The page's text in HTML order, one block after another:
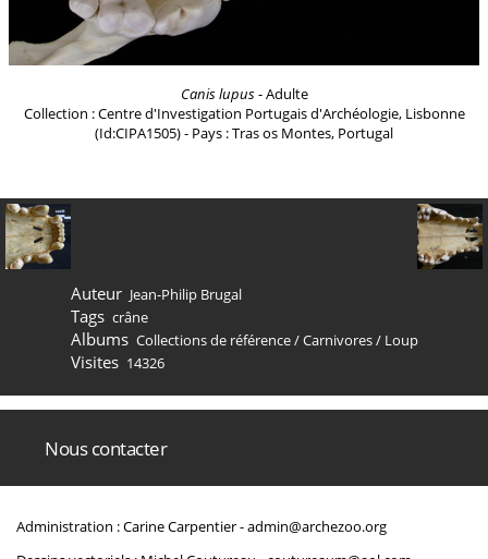
Canis lupus- Adulte
Collection : Centre d'Investigation Portugais d'Archéologie, Lisbonne
(Id:CIPA1505) - Pays : Tras os Montes, Portugal
Auteur Jean-Philip Brugal
Tags crâne
Albums Collections de référence/Carnivores/ Loup
Visites 14326
Nous contacter
Administration : Carine Carpentier -admin@archezoo.org